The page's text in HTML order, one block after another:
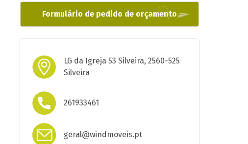
Formulário de pedido de orçamento
LG da Igreja 53 Silveira, 2560-525
Silveira
261933461
geral@windmoveis.pt